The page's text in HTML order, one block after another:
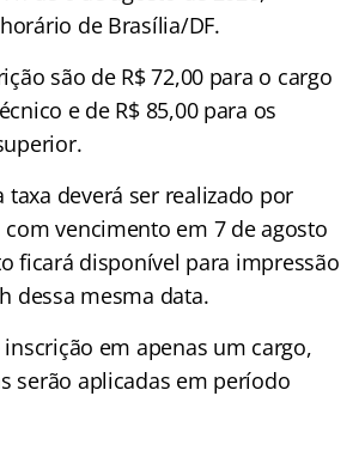
de Brasília/DF.
são de R$ 72,00 para o cargo
e de R$ 85,00 para os
taxa deverá ser realizado por
vencimento em 7 de agosto
ficará disponível para impressão
dessa mesma data.
em apenas um cargo,
serão aplicadas em período